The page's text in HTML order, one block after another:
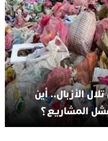
الأزبال.. أين
المشاريع؟